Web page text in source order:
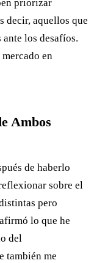
priorizar
decir, aquellos que
los desafíos.
en
Ambos
de haberlo
sobre el
pero
lo que he
del
también me